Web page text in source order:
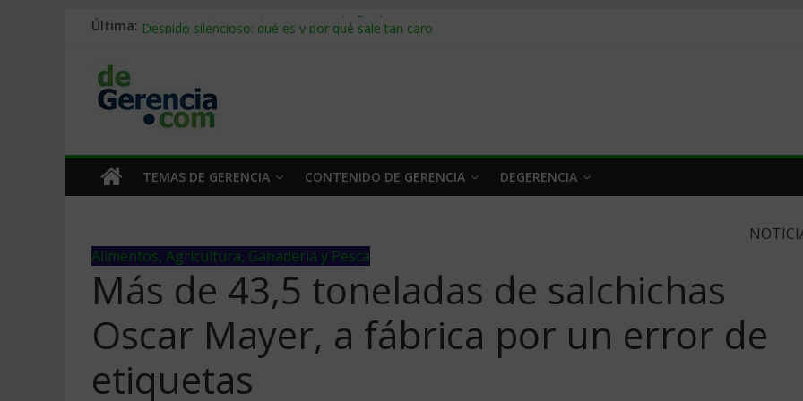
Última: Stablecoins para empresas: cómo pagar y cobrar en 2026
Trabajo forzoso en la cadena de suministro: qué hacer
Mercado hispano de EE. UU.: cómo segmentarlo y venderle
TEMAS DE GERENCIA CONTENIDO DE GERENCIA DEGERENCIA
Alimentos, Agricultura, Ganaderia y Pesca
Más de 43,5 toneladas de salchichas
Oscar Mayer, a fábrica por un error de
etiquetas